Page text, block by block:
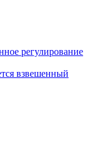
регулирование
взвешенный